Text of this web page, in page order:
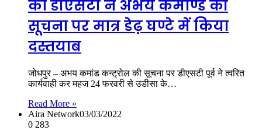
को डीएसटी ने अभय कमाण्ड की
सूचना पर मात्र डेढ़ घण्टे में किया
दस्तयाब
जोधपुर – अभय कमांड कन्ट्रोल की सूचना पर डीएसटी पूर्व ने त्वरित
कार्यवाही कर महज 24 फरवरी से उडीसा के…
Read More »
Aira Network03/03/2022
0 283